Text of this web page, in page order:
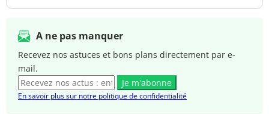
A ne pas manquer
Recevez nos astuces et bons plans directement par e-
mail.
Je m'abonne
En savoir plus sur notre politique de confidentialité